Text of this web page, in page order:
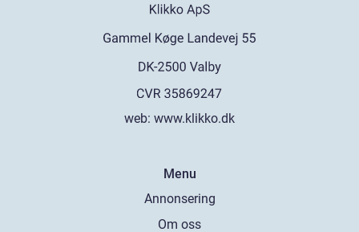
web: www.klikko.dk
Menu
Annonsering
Om oss